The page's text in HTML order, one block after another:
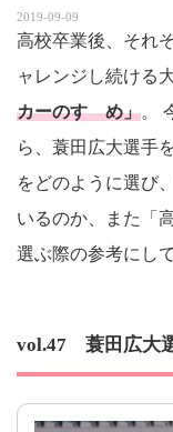
2019-09-09
高校卒業後、それ
ャレンジし続ける
カーのすゝめ」。
ら、蓑田広大選手
をどのように選び
いるのか、また「
選ぶ際の参考にし
vol.47 蓑田広大